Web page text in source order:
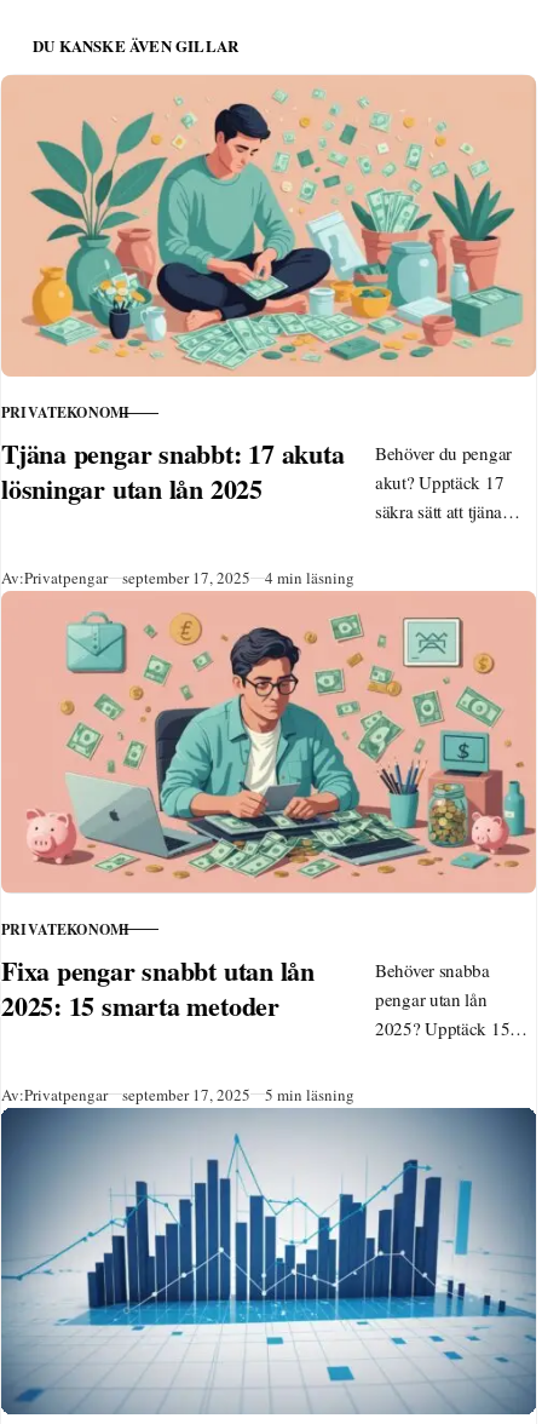
DU KANSKE ÄVEN GILLAR
KATEGORI
PRIVATEKONOMI
Tjäna pengar snabbt: 17 akuta
lösningar utan lån 2025
Behöver du pengar
akut? Upptäck 17
säkra sätt att tjäna
lösningar online och
hemifrån för oväntade
utgifter och
ekonomisk trygghet.
Av:Privatpengar Publicerad
september 17, 2025 4 min läsning
KATEGORI
PRIVATEKONOMI
Fixa pengar snabbt utan lån
2025: 15 smarta metoder
Behöver snabba
pengar utan lån
2025? Upptäck 15
försäljning, freelance,
lokala tjänster –
beprövade metoder
för snabba resultat.
Av:Privatpengar Publicerad
september 17, 2025 5 min läsning